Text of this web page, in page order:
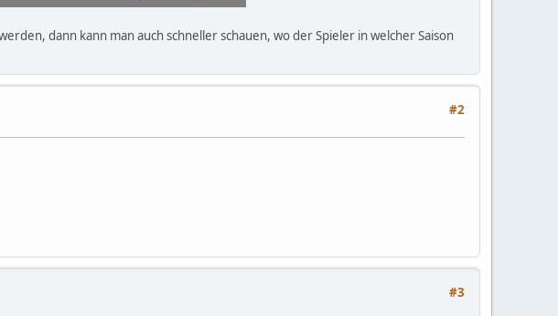
dann kann man auch schneller schauen, wo der Spieler in welcher Saison
#2
#3